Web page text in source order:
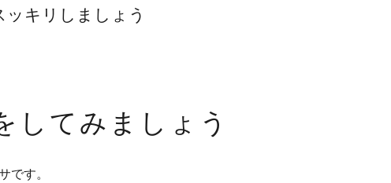
キリしましょう
してみましょう
です。